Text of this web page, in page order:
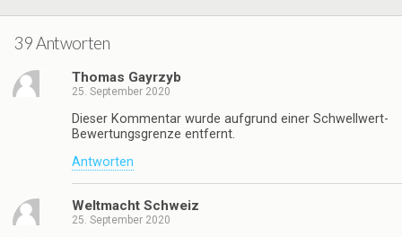
39 Antworten
Thomas Gayrzyb
25. September 2020
Dieser Kommentar wurde aufgrund einer Schwellwert-
Bewertungsgrenze entfernt.
Antworten
Weltmacht Schweiz
25. September 2020